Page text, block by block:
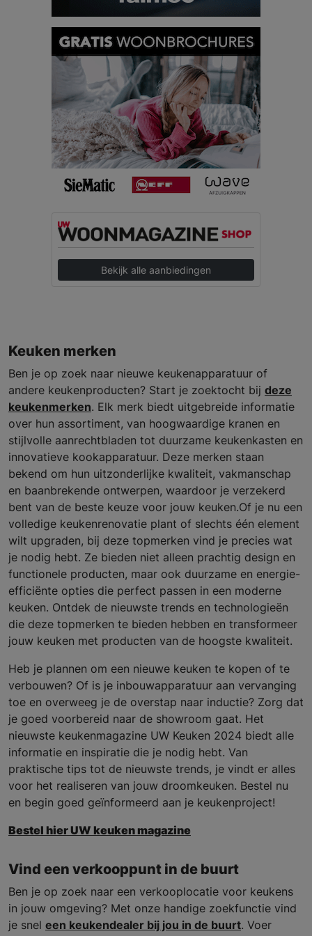
Bekijk alle aanbiedingen
Keuken merken
Ben je op zoek naar nieuwe keukenapparatuur of
andere keukenproducten? Start je zoektocht bij deze
keukenmerken. Elk merk biedt uitgebreide informatie
over hun assortiment, van hoogwaardige kranen en
stijlvolle aanrechtbladen tot duurzame keukenkasten en
innovatieve kookapparatuur. Deze merken staan
bekend om hun uitzonderlijke kwaliteit, vakmanschap
en baanbrekende ontwerpen, waardoor je verzekerd
bent van de beste keuze voor jouw keuken.Of je nu een
volledige keukenrenovatie plant of slechts één element
wilt upgraden, bij deze topmerken vind je precies wat
je nodig hebt. Ze bieden niet alleen prachtig design en
functionele producten, maar ook duurzame en energie-
efficiënte opties die perfect passen in een moderne
keuken. Ontdek de nieuwste trends en technologieën
die deze topmerken te bieden hebben en transformeer
jouw keuken met producten van de hoogste kwaliteit.
Heb je plannen om een nieuwe keuken te kopen of te
verbouwen? Of is je inbouwapparatuur aan vervanging
toe en overweeg je de overstap naar inductie? Zorg dat
je goed voorbereid naar de showroom gaat. Het
nieuwste keukenmagazine UW Keuken 2024 biedt alle
informatie en inspiratie die je nodig hebt. Van
praktische tips tot de nieuwste trends, je vindt er alles
voor het realiseren van jouw droomkeuken. Bestel nu
en begin goed geïnformeerd aan je keukenproject!
Bestel hier UW keuken magazine
Vind een verkooppunt in de buurt
Ben je op zoek naar een verkooplocatie voor keukens
in jouw omgeving? Met onze handige zoekfunctie vind
je snel een keukendealer bij jou in de buurt. Voer